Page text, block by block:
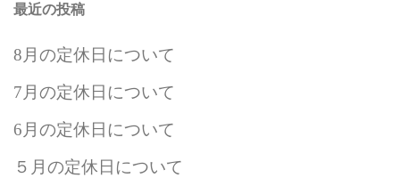
最近の投稿
8月の定休日について
7月の定休日について
6月の定休日について
５月の定休日について